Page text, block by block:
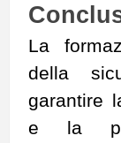
La
della
garantire
e la